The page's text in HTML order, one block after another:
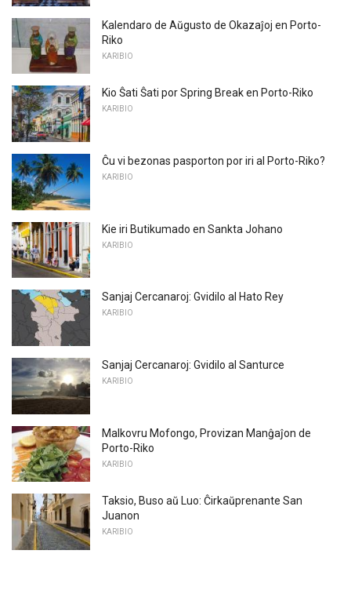
Kalendaro de Aŭgusto de Okazaĵoj en Porto-
Riko
KARIBIO
Kio Ŝati Ŝati por Spring Break en Porto-Riko
KARIBIO
Ĉu vi bezonas pasporton por iri al Porto-Riko?
KARIBIO
Kie iri Butikumado en Sankta Johano
KARIBIO
Sanjaj Cercanaroj: Gvidilo al Hato Rey
KARIBIO
Sanjaj Cercanaroj: Gvidilo al Santurce
KARIBIO
Malkovru Mofongo, Provizan Manĝaĵon de
Porto-Riko
KARIBIO
Taksio, Buso aŭ Luo: Ĉirkaŭprenante San
Juanon
KARIBIO